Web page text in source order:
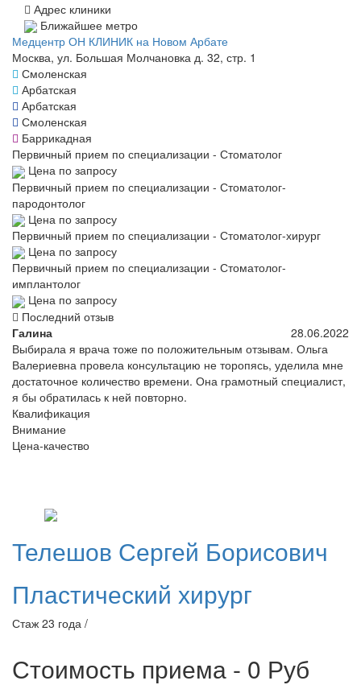
Адрес клиники
Ближайшее метро
Медцентр ОН КЛИНИК на Новом Арбате
Москва, ул. Большая Молчановка д. 32, стр. 1
Смоленская
Арбатская
Арбатская
Смоленская
Баррикадная
Первичный прием по специализации - Стоматолог
Цена по запросу
Первичный прием по специализации - Стоматолог-
пародонтолог
Цена по запросу
Первичный прием по специализации - Стоматолог-хирург
Цена по запросу
Первичный прием по специализации - Стоматолог-
имплантолог
Цена по запросу
Последний отзыв
Галина
28.06.2022
Выбирала я врача тоже по положительным отзывам. Ольга
Валериевна провела консультацию не торопясь, уделила мне
достаточное количество времени. Она грамотный специалист,
я бы обратилась к ней повторно.
Квалификация
Внимание
Цена-качество
Телешов Сергей Борисович
Пластический хирург
Стаж 23 года /
Стоимость приема - 0 Руб